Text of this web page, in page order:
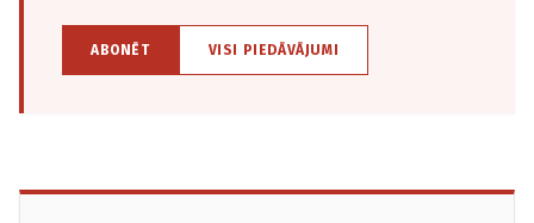
ABONĒT VISI PIEDĀVĀJUMI